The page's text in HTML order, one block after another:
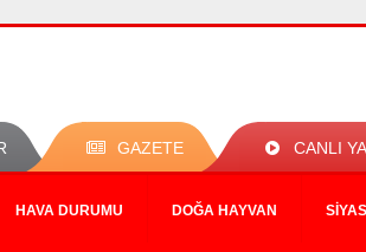
GAZETE CANLI
HAVA DURUMU DOĞA HAYVAN